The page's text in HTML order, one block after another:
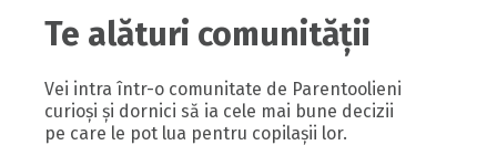
Te alături comunității
Vei intra într-o comunitate de Parentoolieni
curioși și dornici să ia cele mai bune decizii
pe care le pot lua pentru copilașii lor.